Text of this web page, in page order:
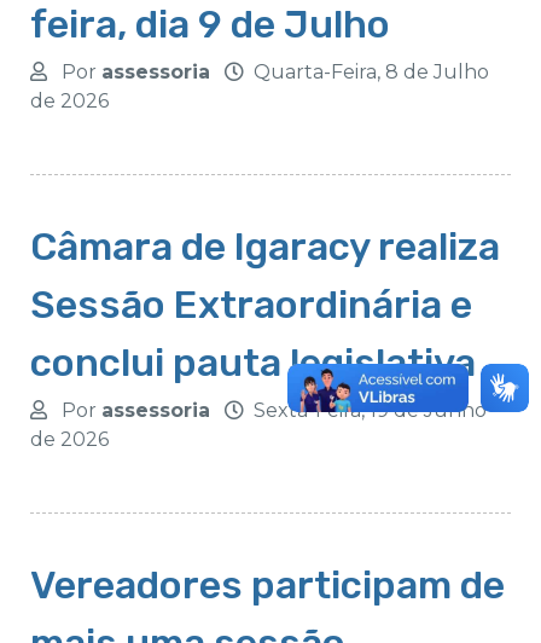
feira, dia 9 de Julho
Por assessoria
Quarta-Feira, 8 de Julho
de 2026
Câmara de Igaracy realiza
Sessão Extraordinária e
conclui pauta legislativa
Por assessoria
Sexta-Feira, 19 de Junho
de 2026
Vereadores participam de